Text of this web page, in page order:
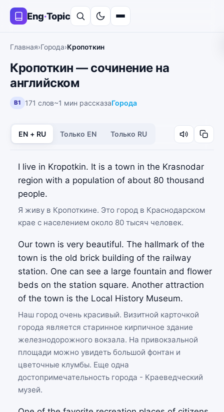
Eng·Topic
Главная›Города›Кропоткин
Кропоткин — сочинение на
английском
B1 171 слов~1 мин рассказаГорода
EN + RU Только EN Только RU
I live in Kropotkin. It is a town in the Krasnodar
region with a population of about 80 thousand
people.
Я живу в Кропоткине. Это город в Краснодарском
крае с населением около 80 тысяч человек.
Our town is very beautiful. The hallmark of the
town is the old brick building of the railway
station. One can see a large fountain and flower
beds on the station square. Another attraction
of the town is the Local History Museum.
Наш город очень красивый. Визитной карточкой
города является старинное кирпичное здание
железнодорожного вокзала. На привокзальной
площади можно увидеть большой фонтан и
цветочные клумбы. Еще одна
достопримечательность города - Краеведческий
музей.